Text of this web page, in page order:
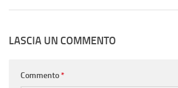
LASCIA UN COMMENTO
Commento*